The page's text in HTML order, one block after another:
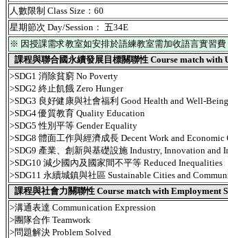
人數限制 Class Size：60
星期節次 Day/Session： 五34E
※ 因授課需求教室如安排於語練教室需加收語言實習費
課程與聯合國永續發展目標關聯性 Course match with
>SDG1 消除貧窮 No Poverty
>SDG2 終止飢餓 Zero Hunger
>SDG3 良好健康與社會福利 Good Health and Well-Being
>SDG4 優質教育 Quality Education
>SDG5 性別平等 Gender Equality
>SDG8 體面工作與經濟成長 Decent Work and Economic
>SDG9 產業、創新與基礎設施 Industry, Innovation and
>SDG10 減少國內及國家間不平等 Reduced Inequalities
>SDG11 永續城鎮與社區 Sustainable Cities and
課程與社會力關聯性 Course match with Employment
>溝通表達 Communication Expression
>團隊合作 Teamwork
>問題解決 Problem Solved